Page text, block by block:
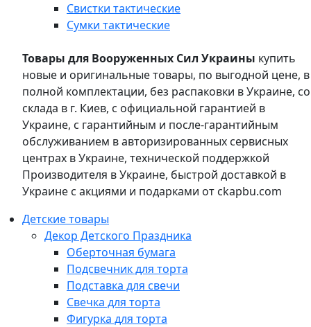
Свистки тактические
Сумки тактические
Товары для Вооруженных Сил Украины купить
новые и оригинальные товары, по выгодной цене, в
полной комплектации, без распаковки в Украине, со
склада в г. Киев, с официальной гарантией в
Украине, с гарантийным и после-гарантийным
обслуживанием в авторизированных сервисных
центрах в Украине, технической поддержкой
Производителя в Украине, быстрой доставкой в
Украине с акциями и подарками от ckapbu.com
Детские товары
Декор Детского Праздника
Оберточная бумага
Подсвечник для торта
Подставка для свечи
Свечка для торта
Фигурка для торта